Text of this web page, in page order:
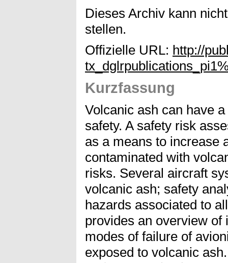
Dieses Archiv kann
stellen.
Offizielle URL: http://
Kurzfassung
Volcanic ash can have
safety. A safety risk
as a means to increase
contaminated with
risks. Several aircraft
volcanic ash; safety
hazards associated to
provides an overview
modes of failure of
exposed to volcanic